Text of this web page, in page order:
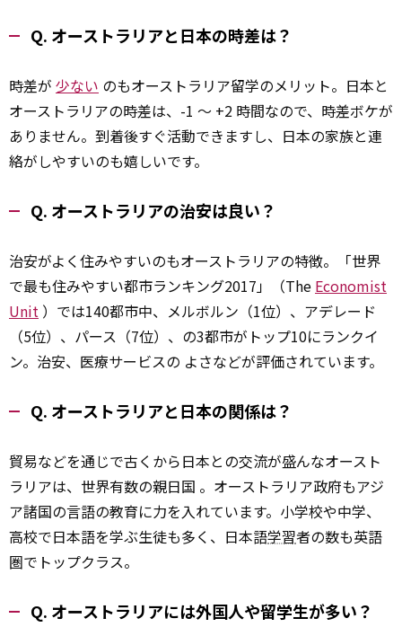
Q. オーストラリアと日本の時差は？
時差が 少ない のもオーストラリア留学のメリット。日本と
オーストラリアの時差は、-1 ～ +2 時間なので、時差ボケが
ありません。到着後すぐ活動できますし、日本の家族と連
絡がしやすいのも嬉しいです。
Q. オーストラリアの治安は良い？
治安がよく住みやすいのもオーストラリアの特徴。「世界
で最も住みやすい都市ランキング2017」（The Economist
Unit ）では140都市中、メルボルン（1位）、アデレード
（5位）、パース（7位）、の3都市がトップ10にランクイ
ン。治安、医療サービスの よさなどが評価されています。
Q. オーストラリアと日本の関係は？
貿易などを通じで古くから日本との交流が盛んなオースト
ラリアは、世界有数の親日国 。オーストラリア政府もアジ
ア諸国の言語の教育に力を入れています。小学校や中学、
高校で日本語を学ぶ生徒も多く、日本語学習者の数も英語
圏でトップクラス。
Q. オーストラリアには外国人や留学生が多い？